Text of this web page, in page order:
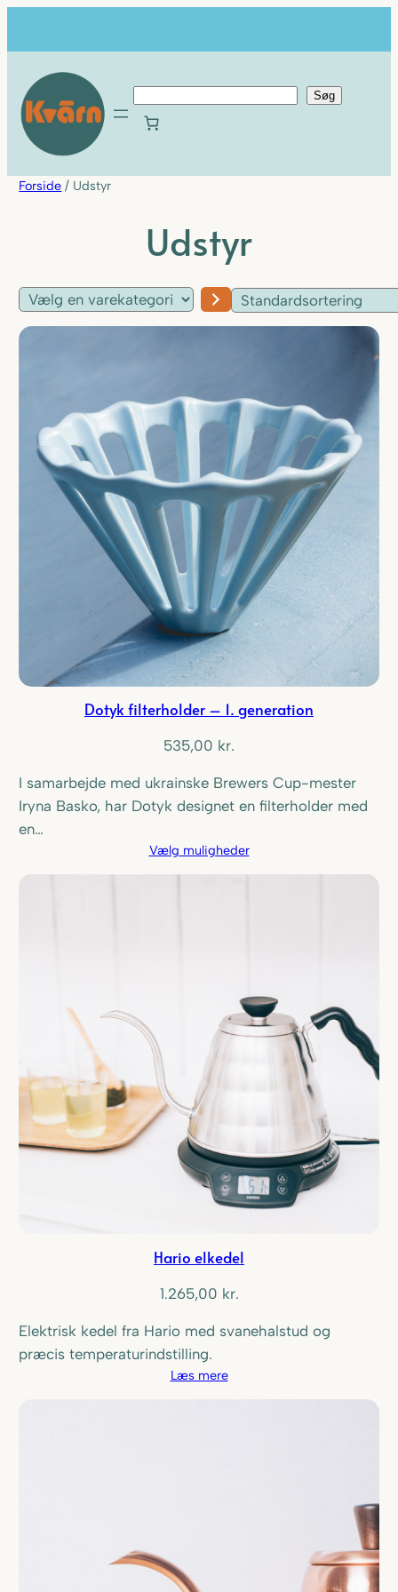
Søg
Forside / Udstyr
Udstyr
Vælg
varekategori
Dotyk filterholder – 1. generation
535,00 kr.
I samarbejde med ukrainske Brewers Cup-mester
Iryna Basko, har Dotyk designet en filterholder med
en…
Vælg muligheder
Hario elkedel
1.265,00 kr.
Elektrisk kedel fra Hario med svanehalstud og
præcis temperaturindstilling.
Læs mere